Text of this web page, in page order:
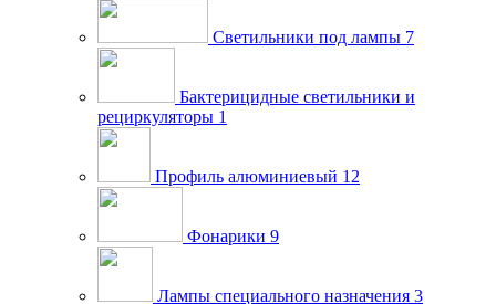
Светильники под лампы 7
Бактерицидные светильники и
рециркуляторы 1
Профиль алюминиевый 12
Фонарики 9
Лампы специального назначения 3